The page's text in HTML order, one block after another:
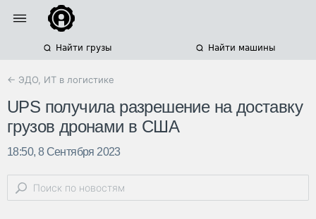
Найти грузы Найти машины
← ЭДО, ИТ в логистике
UPS получила разрешение на доставку
грузов дронами в США
18:50, 8 Сентября 2023